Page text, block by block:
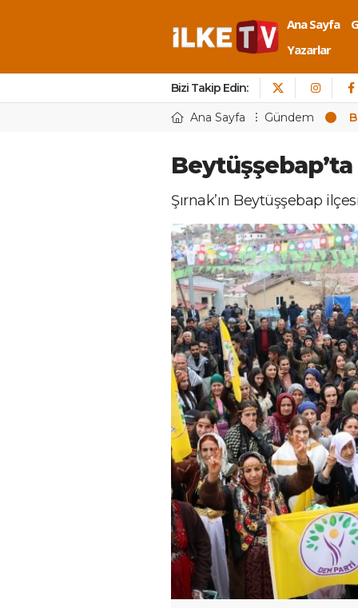
Ana Sayfa
Yazarlar
Bizi Takip Edin:
Ana Sayfa Gündem
Şırnak’ın Beytüşşebap